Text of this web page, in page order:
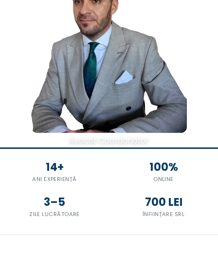
Avocat Coordonator
14+
ANI EXPERIENȚĂ
100%
ONLINE
3–5
ZILE LUCRĂTOARE
700 LEI
ÎNFIINȚARE SRL